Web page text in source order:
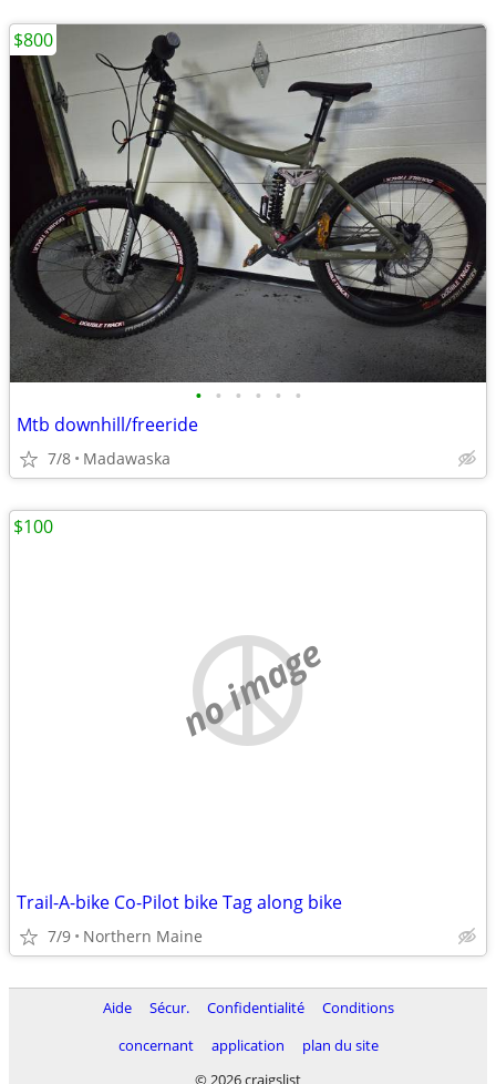
• • • • • •
Mtb downhill/freeride
7/8 Madawaska
$800
no image
Trail-A-bike Co-Pilot bike Tag along bike
7/9 Northern Maine
$100
Aide Sécur. Confidentialité
Conditions
concernant
application
plan du site
© 2026 craigslist